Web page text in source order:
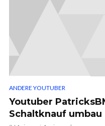
ANDERE YOUTUBER
Youtuber
Schaltknauf